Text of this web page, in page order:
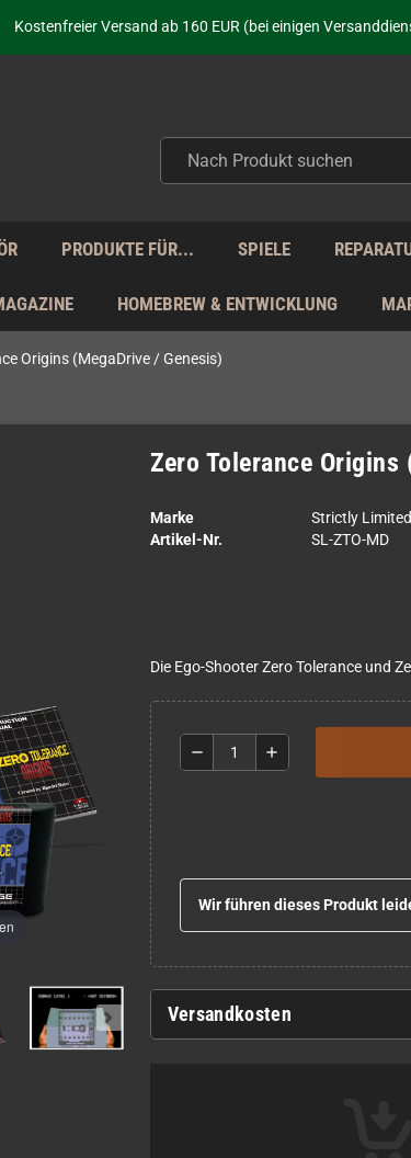
Kostenfreier Versand ab 160 EUR (bei einigen
Seit über 20 Jahren Deine Anlaufstelle für neue Retro-
Täglicher Versand Mo - Fr aus Deutschland - zollfrei
PRODUKTE FÜR... SPIELE
HOMEBREW & ENTWICKLUNG
Origins (MegaDrive / Genesis)
Zero Tolerance Origins
Marke
Strictly Limited
Artikel-Nr.
SL-ZTO-MD
Die Ego-Shooter Zero Tolerance und
remove add
Wir führen dieses Produkt
Versandkosten